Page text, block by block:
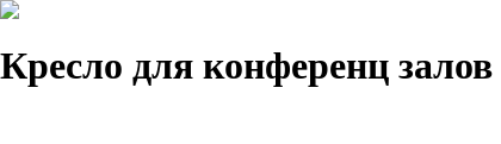
Кресло для конференц